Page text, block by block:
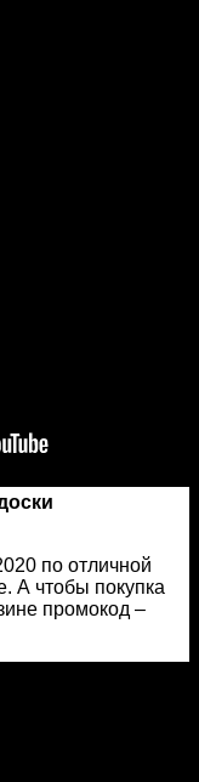
по отличной
А чтобы покупка
промокод –